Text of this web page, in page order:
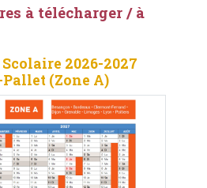
à télécharger / à
2026-2027
(Zone A)